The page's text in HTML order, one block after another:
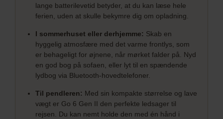
lange batterilevetid betyder, at du kan læse hele
ferien, uden at skulle bekymre dig om opladning.
I sommerhuset eller derhjemme: Skab en
hyggelig atmosfære med det varme frontlys, som
er behageligt for øjnene, når mørket falder på. Nyd
en god bog på sofaen, eller lyt til en spændende
lydbog via Bluetooth-hovedtelefoner.
Til pendleren: Med sin kompakte størrelse og lave
vægt er Go 6 Gen II den perfekte ledsager til
rejsen. Du kan nemt holde den med én hånd i